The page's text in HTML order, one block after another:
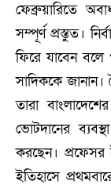
ফেব্রুয়ারিতে
সম্পূর্ণ প্রস্তুত।
ফিরে যাবেন বলে
সাদিককে জানান।
তারা
ভোটদানের
করছেন। প্রফেসর
ইতিহাসে